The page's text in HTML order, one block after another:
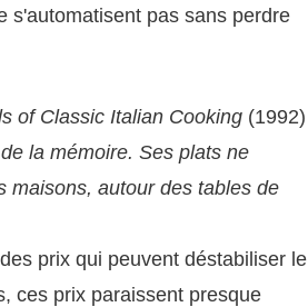
pas sans perdre
of Classic Italian Cooking (1992)
la mémoire. Ses plats ne
maisons, autour des tables de
prix qui peuvent déstabiliser le
ces prix paraissent presque